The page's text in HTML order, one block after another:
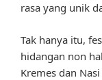
rasa yang unik
Tak hanya itu,
hidangan non
Kremes dan